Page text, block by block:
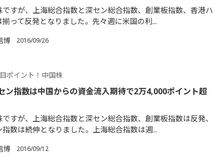
ですが、上海総合指数と深セン総合指数、創業板指数、香港ハ
揃って反発となりました。先々週に米国の利...
博 2016/09/26
ポイント！中国株
ン指数は中国からの資金流入期待で2万4,000ポイント超
すが、上海総合指数と深セン総合指数、創業板指数は反発、
数は続伸となりました。上海総合指数は週...
博 2016/09/12